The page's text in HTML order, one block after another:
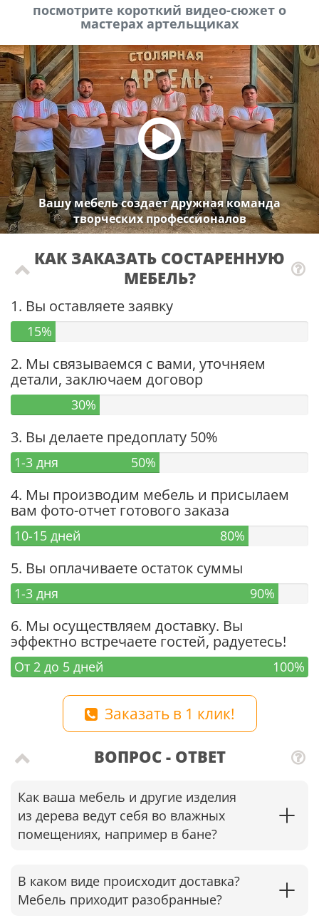
посмотрите короткий видео-сюжет о
мастерах артельщиках
Вашу мебель создает дружная команда
творческих профессионалов
КАК ЗАКАЗАТЬ СОСТАРЕННУЮ
МЕБЕЛЬ?
1. Вы оставляете заявку
15%
2. Мы связываемся с вами, уточняем
детали, заключаем договор
30%
3. Вы делаете предоплату 50%
1-3 дня 50%
4. Мы производим мебель и присылаем
вам фото-отчет готового заказа
10-15 дней 80%
5. Вы оплачиваете остаток суммы
1-3 дня 90%
6. Мы осуществляем доставку. Вы
эффектно встречаете гостей, радуетесь!
От 2 до 5 дней 100%
Заказать в 1 клик!
ВОПРОС - ОТВЕТ
Как ваша мебель и другие изделия
из дерева ведут себя во влажных
помещениях, например в бане?
В каком виде происходит доставка?
Мебель приходит разобранные?